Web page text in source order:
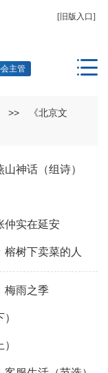
[旧版入口]
主管
>>
《北京文
神话（组诗）
仲实在延安
榕树下卖菜的人
梅雨之季